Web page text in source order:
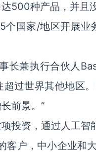
500种产品，并且
个国家/地区开展
长兼执行合伙人
过世界其他地区
前景。”
投资，通过人工
客户，中小企业和